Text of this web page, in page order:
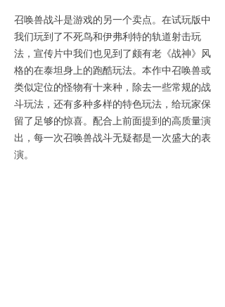
召唤兽战斗是游戏的另一个卖点。在试玩版中
我们玩到了不死鸟和伊弗利特的轨道射击玩
法，宣传片中我们也见到了颇有老《战神》风
格的在泰坦身上的跑酷玩法。本作中召唤兽或
类似定位的怪物有十来种，除去一些常规的战
斗玩法，还有多种多样的特色玩法，给玩家保
留了足够的惊喜。配合上前面提到的高质量演
出，每一次召唤兽战斗无疑都是一次盛大的表
演。